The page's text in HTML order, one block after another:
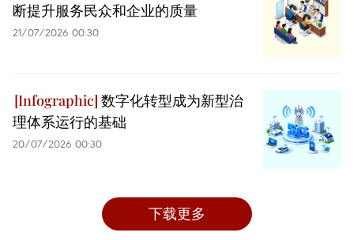
断提升服务民众和企业的质量
21/07/2026 00:30
数字化转型成为新型治
理体系运行的基础
20/07/2026 00:30
下载更多